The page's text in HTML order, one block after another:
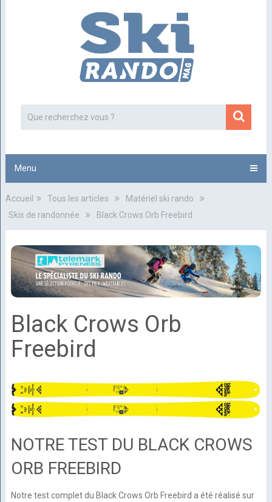
Menu
Accueil Tous les articles
Matériel ski rando
Skis de randonnée
Black Crows Orb Freebird
Black Crows Orb
Freebird
NOTRE TEST DU BLACK CROWS
ORB FREEBIRD
Notre test complet du Black Crows Orb Freebird a été réalisé sur